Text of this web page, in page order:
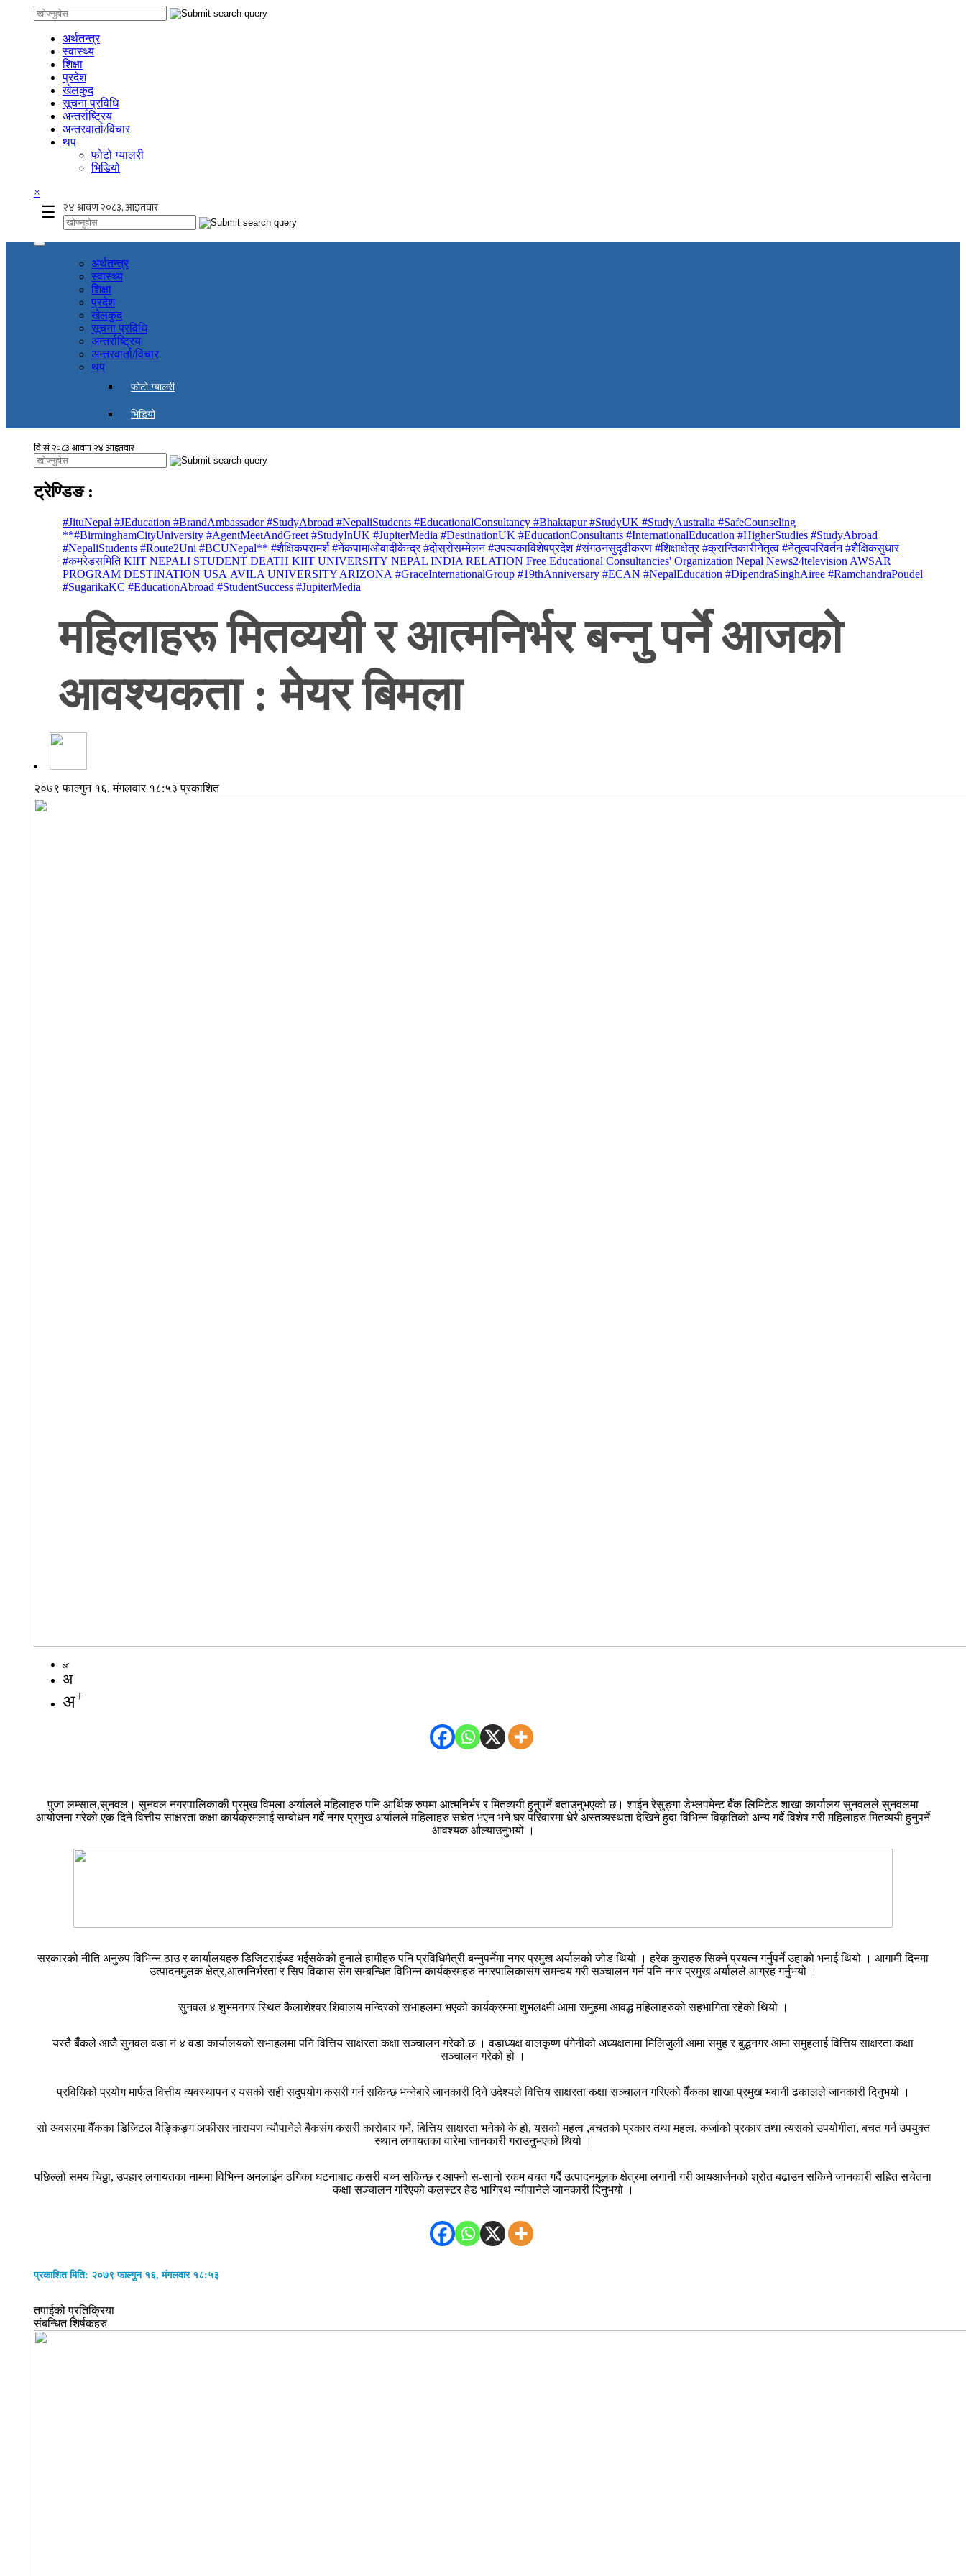
अर्थतन्त्र
स्वास्थ्य
शिक्षा
प्रदेश
खेलकुद
सूचना प्रविधि
अन्तर्राष्ट्रिय
अन्तरवार्ता/विचार
थप
फोटो ग्यालरी
भिडियो
×
☰
अर्थतन्त्र
स्वास्थ्य
शिक्षा
प्रदेश
खेलकुद
सूचना प्रविधि
अन्तर्राष्ट्रिय
अन्तरवार्ता/विचार
थप
फोटो ग्यालरी
भिडियो
ट्रेण्डिङ :
#JituNepal #JEducation #BrandAmbassador #StudyAbroad #NepaliStudents #EducationalConsultancy #Bhaktapur #StudyUK #StudyAustralia #SafeCounseling
**#BirminghamCityUniversity #AgentMeetAndGreet #StudyInUK #JupiterMedia #DestinationUK #EducationConsultants #InternationalEducation #HigherStudies #StudyAbroad
#NepaliStudents #Route2Uni #BCUNepal** #शैक्षिकपरामर्श #नेकपामाओवादीकेन्द्र #दोस्रोसम्मेलन #उपत्यकाविशेषप्रदेश #संगठनसुदृढीकरण #शिक्षाक्षेत्र #क्रान्तिकारीनेतृत्व #नेतृत्वपरिवर्तन #शैक्षिकसुधार
#कमरेडसमिति KIIT NEPALI STUDENT DEATH KIIT UNIVERSITY NEPAL INDIA RELATION Free Educational Consultancies' Organization Nepal News24television AWSAR
PROGRAM DESTINATION USA AVILA UNIVERSITY ARIZONA #GraceInternationalGroup #19thAnniversary #ECAN #NepalEducation #DipendraSinghAiree #RamchandraPoudel
#SugarikaKC #EducationAbroad #StudentSuccess #JupiterMedia
महिलाहरू मितव्ययी र आत्मनिर्भर बन्नु पर्ने आजको
आवश्यकता : मेयर बिमला
२०७९ फाल्गुन १६, मंगलवार १८:५३ प्रकाशित
अ-
अ
अ+
पुजा लम्साल,सुनवल। सुनवल नगरपालिकाकी प्रमुख विमला अर्यालले महिलाहरु पनि आर्थिक रुपमा आत्मनिर्भर र मितव्ययी हुनुपर्ने बताउनुभएको छ। शाईन रेसुङ्गा डेभ्लपमेन्ट बैँक लिमिटेड शाखा कार्यालय सुनवलले सुनवलमा
आयोजना गरेको एक दिने वित्तीय साक्षरता कक्षा कार्यक्रमलाई सम्बोधन गर्दै नगर प्रमुख अर्यालले महिलाहरु सचेत भएन भने घर परिवारमा धेरै अस्तव्यस्थता देखिने हुदा विभिन्न विकृतिको अन्य गर्दै विशेष गरी महिलाहरु मितव्ययी हुनुपर्ने
आवश्यक औल्याउनुभयो ।
सरकारको नीति अनुरुप विभिन्न ठाउ र कार्यालयहरु डिजिटराईज्ड भईसकेको हुनाले हामीहरु पनि प्रविधिमैत्री बन्नुपर्नेमा नगर प्रमुख अर्यालको जोड थियो । हरेक कुराहरु सिक्ने प्रयत्न गर्नुपर्ने उहाको भनाई थियो । आगामी दिनमा
उत्पादनमुलक क्षेत्र,आत्मनिर्भरता र सिप विकास संग सम्बन्धित विभिन्न कार्यक्रमहरु नगरपालिकासंग समन्वय गरी सञ्चालन गर्न पनि नगर प्रमुख अर्यालले आग्रह गर्नुभयो ।
सुनवल ४ शुभमनगर स्थित कैलाशेश्वर शिवालय मन्दिरको सभाहलमा भएको कार्यक्रममा शुभलक्ष्मी आमा समुहमा आवद्ध महिलाहरुको सहभागिता रहेको थियो ।
यस्तै बैँकले आजै सुनवल वडा नं ४ वडा कार्यालयको सभाहलमा पनि वित्तिय साक्षरता कक्षा सञ्चालन गरेको छ । वडाध्यक्ष वालकृष्ण पंगेनीको अध्यक्षतामा मिलिजुली आमा समुह र बुद्धनगर आमा समुहलाई वित्तिय साक्षरता कक्षा
सञ्चालन गरेको हो ।
प्रविधिको प्रयोग मार्फत वित्तीय व्यवस्थापन र यसको सही सदुपयोग कसरी गर्न सकिन्छ भन्नेबारे जानकारी दिने उदेश्यले वित्तिय साक्षरता कक्षा सञ्चालन गरिएको वैँकका शाखा प्रमुख भवानी ढकालले जानकारी दिनुभयो ।
सो अवसरमा वैँकका डिजिटल वैङ्किङ्ग अफीसर नारायण न्यौपानेले बैकसंग कसरी कारोबार गर्ने, बित्तिय साक्षरता भनेको के हो, यसको महत्व ,बचतको प्रकार तथा महत्व, कर्जाको प्रकार तथा त्यसको उपयोगीता, बचत गर्न उपयुक्त
स्थान लगायतका वारेमा जानकारी गराउनुभएको थियो ।
पछिल्लो समय चिठ्ठा, उपहार लगायतका नाममा विभिन्न अनलाईन ठगिका घटनाबाट कसरी बच्न सकिन्छ र आफ्नो स-सानो रकम बचत गर्दै उत्पादनमूलक क्षेत्रमा लगानी गरी आयआर्जनको श्रोत बढाउन सकिने जानकारी सहित सचेतना
कक्षा सञ्चालन गरिएको कलस्टर हेड भागिरथ न्यौपानेले जानकारी दिनुभयो ।
प्रकाशित मिति: २०७९ फाल्गुन १६, मंगलवार १८:५३
तपाईको प्रतिक्रिया
संबन्धित शिर्षकहरु